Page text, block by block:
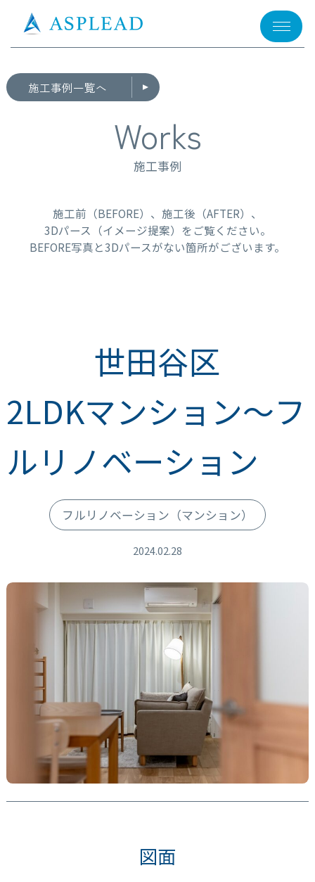
施工事例一覧へ
Works
施工事例
施工前（BEFORE）、施工後（AFTER）、
3Dパース（イメージ提案）をご覧ください。
BEFORE写真と3Dパースがない箇所がございます。
世田谷区
2LDKマンション～フ
ルリノベーション
フルリノベーション （マンション）
2024.02.28
図面